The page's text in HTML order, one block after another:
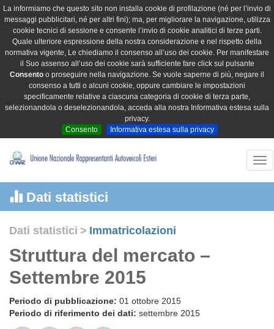
La informiamo che questo sito non installa cookie di profilazione (né per l’invio di
messaggi pubblicitari, né per altri fini); ma, per migliorare la navigazione, utilizza
cookie tecnici di sessione e consente l’invio di cookie analitici di terze parti.
Quale ulteriore espressione della nostra considerazione e nel rispetto della
normativa vigente, Le chiediamo il consenso all’uso dei cookie. Per manifestare
il Suo assenso all’uso dei cookie sarà sufficiente fare click sul pulsante
Consento o proseguire nella navigazione. Se vuole saperne di più, negare il
consenso a tutti o alcuni cookie, oppure cambiare le impostazioni
specificamente relative a ciascuna categoria di cookie di terza parte,
selezionandola o deselezionandola, acceda alla nostra Informativa estesa sulla
privacy.
Consento
Informativa estesa sulla privacy
Dati statistici
Dati statistici > Immatricolazioni
Struttura del mercato –
Settembre 2015
Periodo di pubblicazione: 01 ottobre 2015
Periodo di riferimento dei dati: settembre 2015